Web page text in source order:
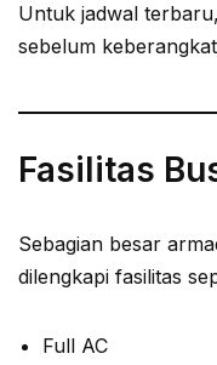
Untuk jadwal
sebelum
Fasilitas
Sebagian besar
dilengkapi fasilitas
Full AC